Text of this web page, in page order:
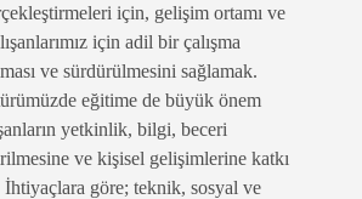
için, gelişim ortamı ve
için adil bir çalışma
ve sürdürülmesini sağlamak.
eğitime de büyük önem
yetkinlik, bilgi, beceri
ve kişisel gelişimlerine katkı
İhtiyaçlara göre; teknik, sosyal ve